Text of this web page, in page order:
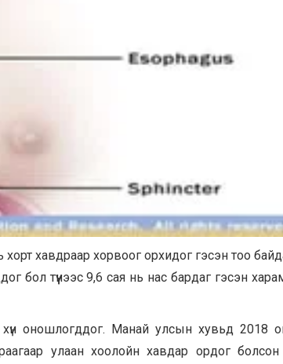
хавдраар хорвоог орхидог гэсэн тоо
бол түүнээс 9,6 сая нь нас бардаг гэсэн
оношлогддог. Манай улсын хувьд 2018
улаан хоолойн хавдар ордог болсон